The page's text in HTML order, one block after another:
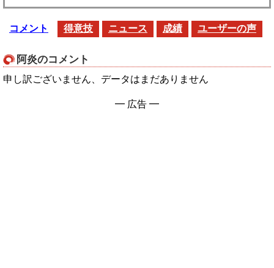
コメント 得意技 ニュース 成績 ユーザーの声
阿炎のコメント
申し訳ございません、データはまだありません
━ 広告 ━